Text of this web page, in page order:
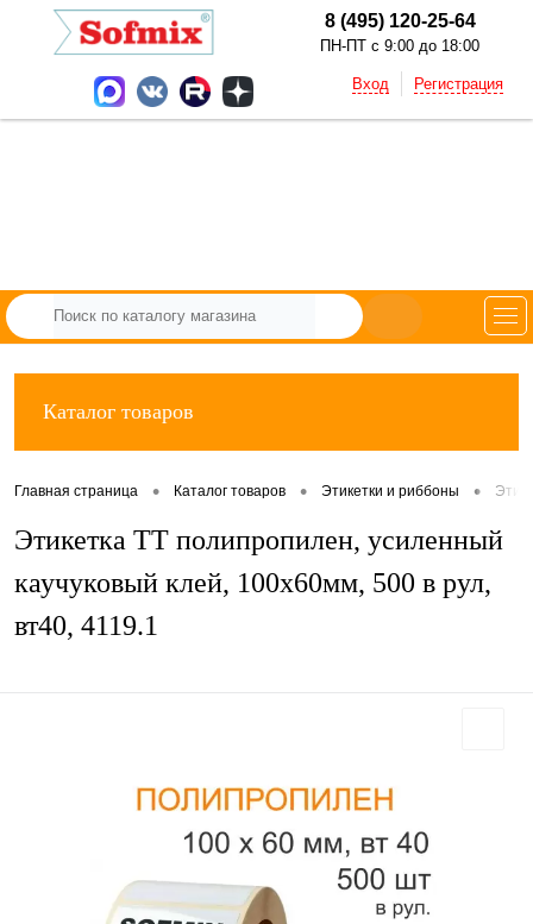
8 (495) 120-25-64
ПН-ПТ с 9:00 до 18:00
Вход Регистрация
Каталог товаров
Главная страница • Каталог товаров • Этикетки и риббоны •
Этикетка ТТ полипропилен, усиленный
каучуковый клей, 100х60мм, 500 в рул,
вт40, 4119.1